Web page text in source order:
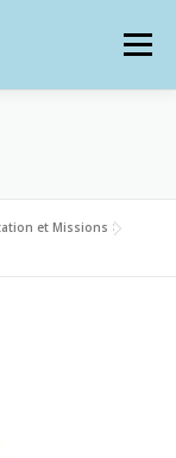
Menu
et Missions >